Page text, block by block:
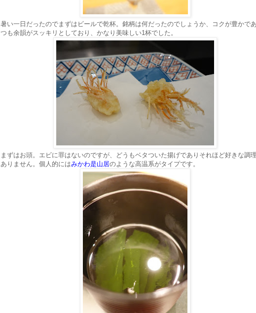
暑い一日だったのでまずはビールで乾杯。銘柄は何だったのでしょうか、コクが豊かで
つも余韻がスッキリとしており、かなり美味しい1杯でした。
まずはお頭。エビに罪はないのですが、どうもベタついた揚げでありそれほど好きな調
ありません。個人的にはみかわ是山居のような高温系がタイプです。